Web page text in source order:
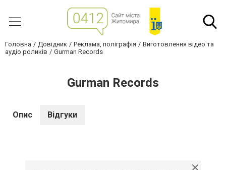
Головна Довідник Реклама, поліграфія
Виготовлення відео та
аудіо роликів
Gurman Records
Gurman Records
Опис Відгуки